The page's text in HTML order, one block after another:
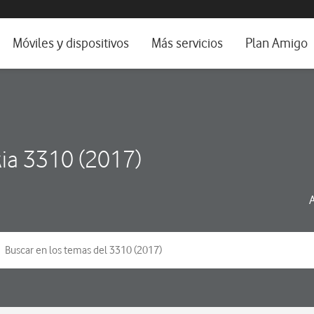
e idioma
Móviles y dispositivos Más servicios Plan Amigo
3310 (2017)